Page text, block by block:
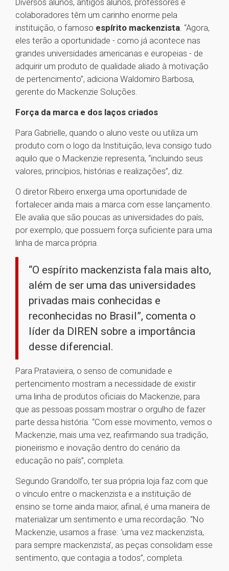
Diversos alunos, antigos alunos, professores e
colaboradores têm um carinho enorme pela
instituição, o famoso espírito mackenzista. “Agora,
eles terão a oportunidade - como já acontece nas
grandes universidades americanas e europeias - de
adquirir um produto de qualidade aliado à motivação
de pertencimento”, adiciona Waldomiro Barbosa,
gerente do Mackenzie Soluções.
Força da marca e dos laços criados
Para Gabrielle, quando o aluno veste ou utiliza um
produto com o logo da Instituição, leva consigo tudo
aquilo que o Mackenzie representa, “incluindo seus
valores, princípios, histórias e realizações”, diz.
O diretor Ribeiro enxerga uma oportunidade de
fortalecer ainda mais a marca com esse lançamento.
Ele avalia que são poucas as universidades do país,
por exemplo, que possuem força suficiente para uma
linha de marca própria.
“O espírito mackenzista fala mais alto,
além de ser uma das universidades
privadas mais conhecidas e
reconhecidas no Brasil”, comenta o
líder da DIREN sobre a importância
desse diferencial.
Para Pratavieira, o senso de comunidade e
pertencimento mostram a necessidade de existir
uma linha de produtos oficiais do Mackenzie, para
que as pessoas possam mostrar o orgulho de fazer
parte dessa história. “Com esse movimento, vemos o
Mackenzie, mais uma vez, reafirmando sua tradição,
pioneirismo e inovação dentro do cenário da
educação no país”, completa.
Segundo Grandolfo, ter sua própria loja faz com que
o vínculo entre o mackenzista e a instituição de
ensino se torne ainda maior, afinal, é uma maneira de
materializar um sentimento e uma recordação. “No
Mackenzie, usamos a frase: ‘uma vez mackenzista,
para sempre mackenzista’, as peças consolidam esse
sentimento, que contagia a todos”, completa.